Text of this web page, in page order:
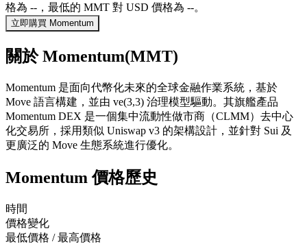
格為 --，最低的 MMT 對 USD 價格為 --。
立即購買 Momentum
關於 Momentum(MMT)
Momentum 是面向代幣化未來的全球金融作業系統，基於
Move 語言構建，並由 ve(3,3) 治理模型驅動。其旗艦產品
Momentum DEX 是一個集中流動性做市商（CLMM）去中心
化交易所，採用類似 Uniswap v3 的架構設計，並針對 Sui 及
更廣泛的 Move 生態系統進行優化。
Momentum 價格歷史
時間
價格變化
最低價格 / 最高價格